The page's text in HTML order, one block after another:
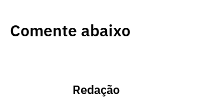
Comente abaixo
Redação